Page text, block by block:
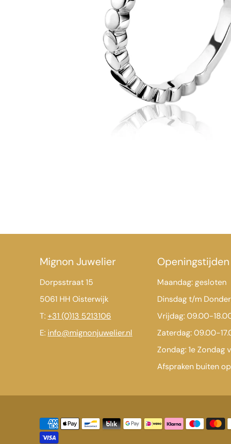
Mignon Juwelier
Dorpsstraat 15
5061 HH Oisterwijk
T:+31 (0)13 5213106
E: info@mignonjuwelier.nl
Openingstijden
Maandag: gesloten
Dinsdag t/m
Vrijdag: 09.00-
Zaterdag: 09.00-
Zondag: 1e Zondag
Afspraken buiten